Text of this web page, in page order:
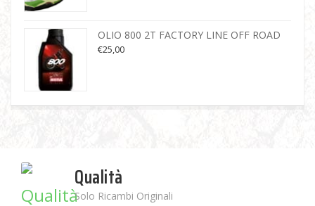
OLIO 800 2T FACTORY LINE OFF ROAD
€25,00
Qualità
Solo Ricambi Originali